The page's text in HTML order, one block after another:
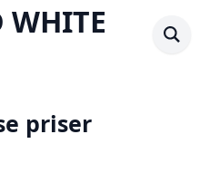
WHITE
priser